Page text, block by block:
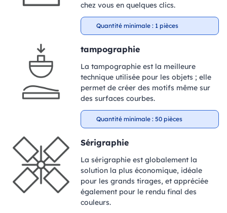
chez vous en quelques clics.
Quantité minimale : 1 pièces
tampographie
La tampographie est la meilleure
technique utilisée pour les objets ; elle
permet de créer des motifs même sur
des surfaces courbes.
Quantité minimale : 50 pièces
Sérigraphie
La sérigraphie est globalement la
solution la plus économique, idéale
pour les grands tirages, et appréciée
également pour le rendu final des
couleurs.